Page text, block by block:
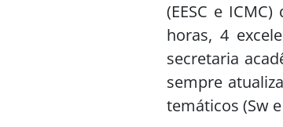
(EESC e
horas, 4
secretaria
sempre
temáticos (Sw